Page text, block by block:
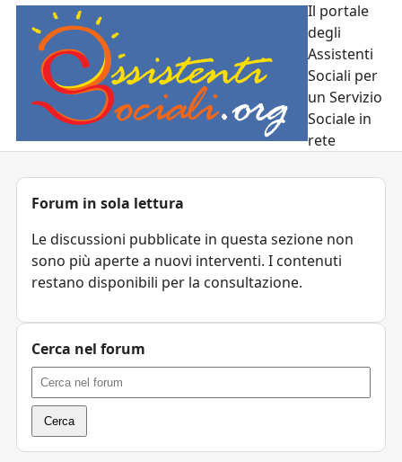
Il portale
degli
Assistenti
Sociali per
un Servizio
Sociale in
rete
Forum in sola lettura
Le discussioni pubblicate in questa sezione non
sono più aperte a nuovi interventi. I contenuti
restano disponibili per la consultazione.
Cerca nel forum
Cerca